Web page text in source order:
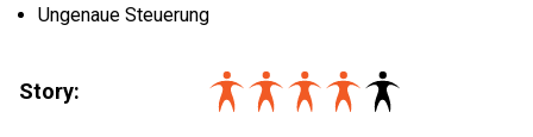
Ungenaue Steuerung
Story: